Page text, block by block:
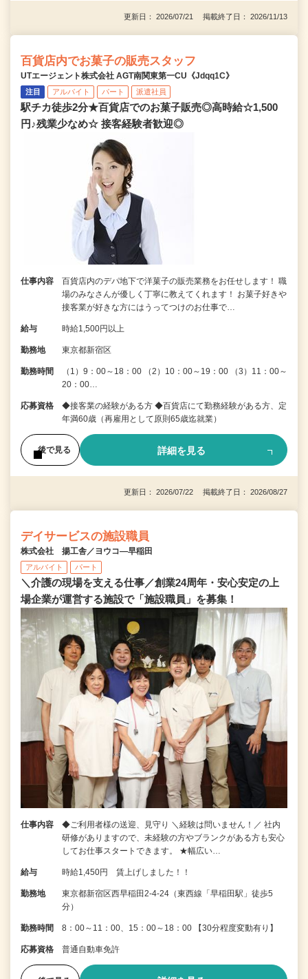
更新日： 2026/07/21 掲載終了日： 2026/11/13
百貨店内でお菓子の販売スタッフ
UTエージェント株式会社 AGT南関東第一CU《Jdqq1C》
注目 アルバイト パート 派遣社員
駅チカ徒歩2分★百貨店でのお菓子販売◎高時給☆1,500
円♪残業少なめ☆ 接客経験者歓迎◎
仕事内容
百貨店内のデパ地下で洋菓子の販売業務をお任せします！ 職
場のみなさんが優しく丁寧に教えてくれます！ お菓子好きや
接客業が好きな方にはうってつけのお仕事で…
給与 時給1,500円以上
勤務地 東京都新宿区
勤務時間
（1）9：00～18：00 （2）10：00～19：00 （3）11：00～
20：00…
応募資格
◆接客業の経験がある方 ◆百貨店にて勤務経験がある方、定
年満60歳（再雇用として原則65歳迄就業）
後で見る 詳細を見る
更新日： 2026/07/22 掲載終了日： 2026/08/27
デイサービスの施設職員
株式会社 揚工舎／ヨウコ―早稲田
アルバイト パート
＼介護の現場を支える仕事／創業24周年・安心安定の上
場企業が運営する施設で「施設職員」を募集！
仕事内容
◆ご利用者様の送迎、見守り ＼経験は問いません！／ 社内
研修がありますので、未経験の方やブランクがある方も安心
してお仕事スタートできます。 ★幅広い…
給与 時給1,450円 賃上げしました！！
勤務地
東京都新宿区西早稲田2-4-24（東西線「早稲田駅」徒歩5
分）
勤務時間 8：00～11：00、15：00～18：00 【30分程度変動有り】
応募資格 普通自動車免許